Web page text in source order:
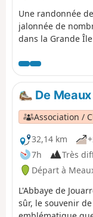
Une randonnée
jalonnée de
dans la Grande
Ensuite,
Canal de l'Ourcq
de la Marne ou
De
Association /
32,14 km
7h
Très
Départ à
L'Abbaye de
sûr, le souvenir